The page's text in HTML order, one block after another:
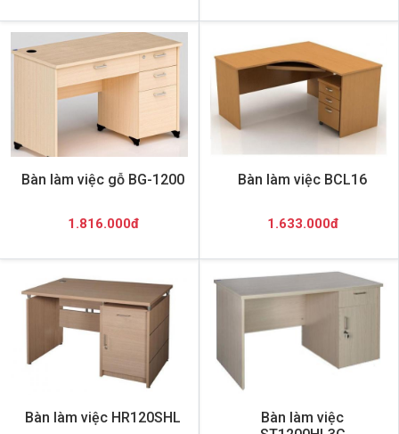
Bàn làm việc gỗ BG-1200
1.816.000đ
Bàn làm việc BCL16
1.633.000đ
Bàn làm việc HR120SHL
Bàn làm việc